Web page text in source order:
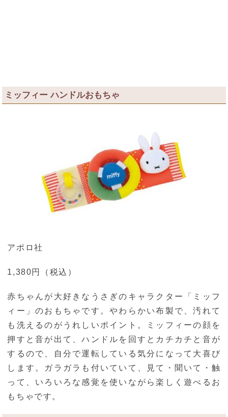
ミッフィー ハンドルおもちゃ
アポロ社
1,380円（税込）
赤ちゃんが大好きなうさぎのキャラクター「ミッフ
ィー」のおもちゃです。やわらかい布製で、汚れて
も洗えるのがうれしいポイント。ミッフィーの顔を
押すと音が出て、ハンドルを回すとカチカチと音が
するので、自分で運転している気分になって大喜び
します。ガラガラも付いていて、見て・聞いて・触
って、いろいろな感覚を使いながら楽しく遊べるお
もちゃです。